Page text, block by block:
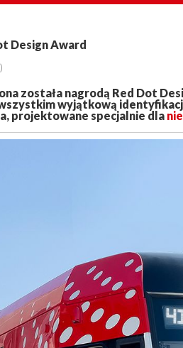
Design Award
została nagrodą Red Dot
wyjątkową
projektowane specjalnie dla